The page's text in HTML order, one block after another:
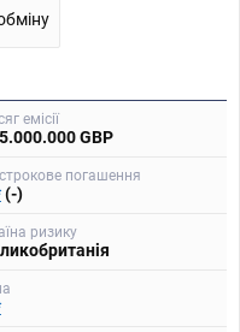
емісії
GBP
погашення
(-)
ризику